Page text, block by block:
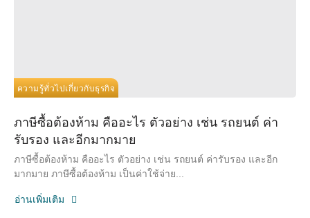
ความรู้ทั่วไปเกี่ยวกับธุรกิจ
ภาษีซื้อต้องห้าม คืออะไร ตัวอย่าง เช่น รถยนต์ ค่า
รับรอง และอีกมากมาย
ภาษีซื้อต้องห้าม คืออะไร ตัวอย่าง เช่น รถยนต์ ค่ารับรอง และอีก
มากมาย ภาษีซื้อต้องห้าม เป็นค่าใช้จ่าย...
อ่านเพิ่มเติม